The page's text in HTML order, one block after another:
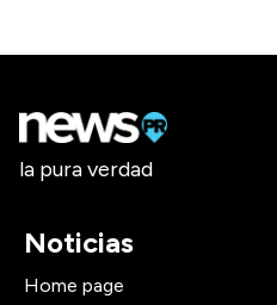
la pura verdad
Noticias
Home page